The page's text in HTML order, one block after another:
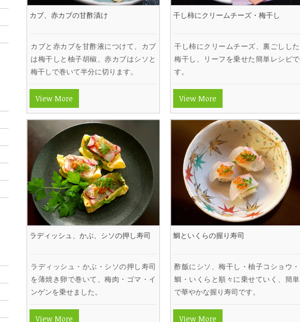
カブ、赤カブの甘酢漬け
カブと赤カブを甘酢液につけて、カブ
は梅干しと柚子胡椒、赤カブはシソと
梅干しで巻いて半分に切ります。
View More
干し柿にクリームチーズ・梅干し
干し柿にクリームチーズ、裏ごしした
梅干し、リーフを乗せた簡単レシピで
す。
View More
ラディッシュ、かぶ、シソの押し寿司
ラディッシュ・かぶ・シソの押し寿司
を薄焼き卵で巻いて、梅肉・ゴマ・イ
ンゲンを乗せました。
View More
鯛といくらの握り寿司
酢飯にシソ、梅干し・柚子コショウ・
鯛・いくらと順々に乗せていく、簡単
で華やかな握り寿司です。
View More